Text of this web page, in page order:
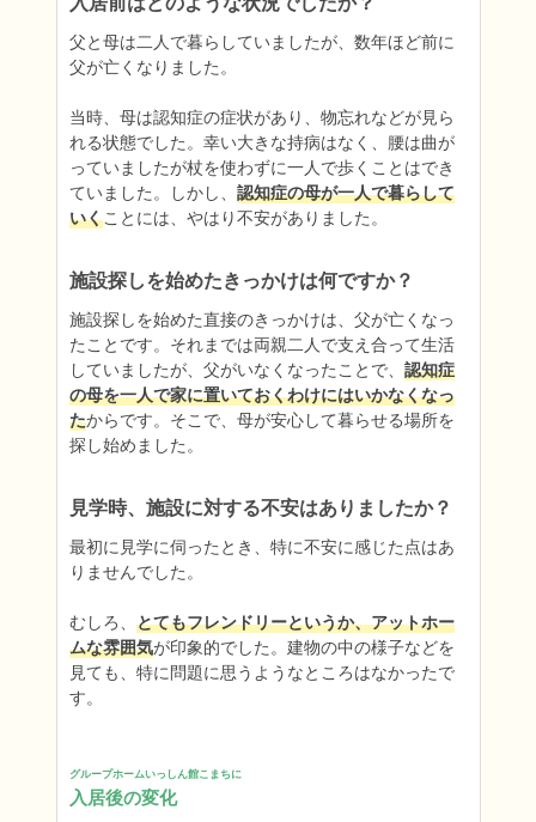
父と母は二人で暮らしていましたが、数年ほど前に
父が亡くなりました。
当時、母は認知症の症状があり、物忘れなどが見ら
れる状態でした。幸い大きな持病はなく、腰は曲が
っていましたが杖を使わずに一人で歩くことはでき
ていました。しかし、 認知症の母が一人で暮らして
いくことには、やはり不安がありました。
施設探しを始めたきっかけは何ですか？
施設探しを始めた直接のきっかけは、父が亡くなっ
たことです。それまでは両親二人で支え合って生活
していましたが、父がいなくなったことで、 認知症
の母を一人で家に置いておくわけにはいかなくなっ
たからです。そこで、母が安心して暮らせる場所を
探し始めました。
見学時、施設に対する不安はありましたか？
最初に見学に伺ったとき、特に不安に感じた点はあ
りませんでした。
むしろ、 とてもフレンドリーというか、アットホー
ムな雰囲気が印象的でした。建物の中の様子などを
見ても、特に問題に思うようなところはなかったで
す。
グループホームいっしん館こまちに
入居後の変化